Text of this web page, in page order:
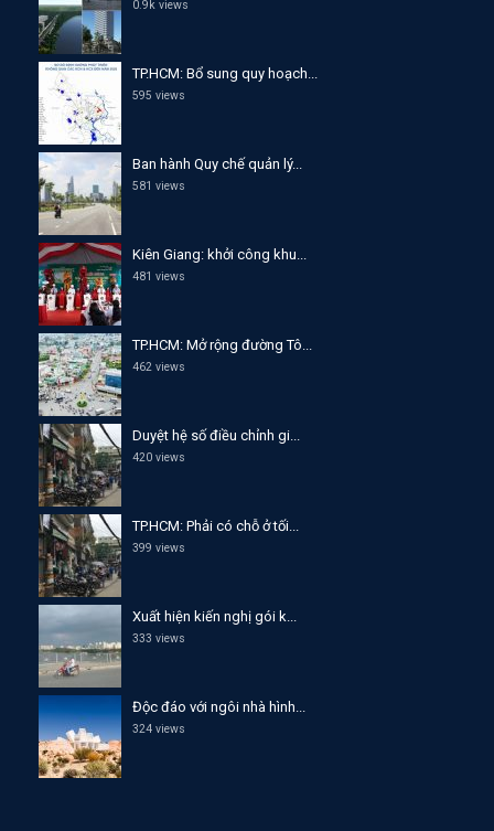
0.9k views
TP.HCM: Bổ sung quy hoạch...
595 views
Ban hành Quy chế quản lý...
581 views
Kiên Giang: khởi công khu...
481 views
TP.HCM: Mở rộng đường Tô...
462 views
Duyệt hệ số điều chỉnh gi...
420 views
TP.HCM: Phải có chỗ ở tối...
399 views
Xuất hiện kiến nghị gói k...
333 views
Độc đáo với ngôi nhà hình...
324 views